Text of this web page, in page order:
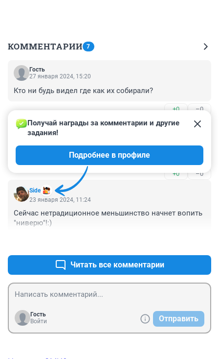
КОММЕНТАРИИ 7
Гость
27 января 2024, 15:20
Кто ни будь видел где как их собирали?
+0 –0
Гость
23 января 2024, 16:41
Каждую подпись необходимо проверить, я например
не верю, что он подписи смог собрать
+0 –0
Side
Получай награды за комментарии и другие
задания!
Подробнее в профиле
23 января 2024, 11:24
Сейчас нетрадиционное меньшинство начнет вопить
"ниверю"!:)
Читать все комментарии
Гость
Войти
Отправить